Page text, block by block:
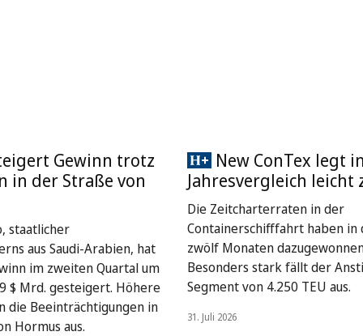
Gewinn trotz
in der Straße von
staatlicher
aus Saudi-Arabien, hat
im zweiten Quartal um
$ Mrd. gesteigert. Höhere
die Beeinträchtigungen in
Hormus aus.
New ConTex legt
Jahresvergleich leicht
Die Zeitcharterraten in der
Containerschifffahrt haben in
zwölf Monaten
Besonders stark fällt der
Segment von 4.250 TEU aus.
31. Juli 2026